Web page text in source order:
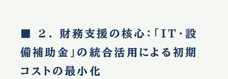
■ 2. 財務支援の核心：「IT・設
備補助金」の統合活用による初期
コストの最小化